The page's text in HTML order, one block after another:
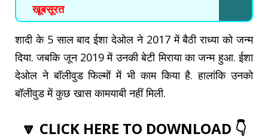
खूबसूरत
शादी के 5 साल बाद ईशा देओल ने 2017 में बैठी राध्या को जन्म
दिया. जबकि जून 2019 में उनकी बेटी मिराया का जन्म हुआ. ईशा
देओल ने बॉलीवुड फिल्मों में भी काम किया है. हालांकि उनको
बॉलीवुड में कुछ खास कामयाबी नहीं मिली.
🔽 CLICK HERE TO DOWNLOAD 👇